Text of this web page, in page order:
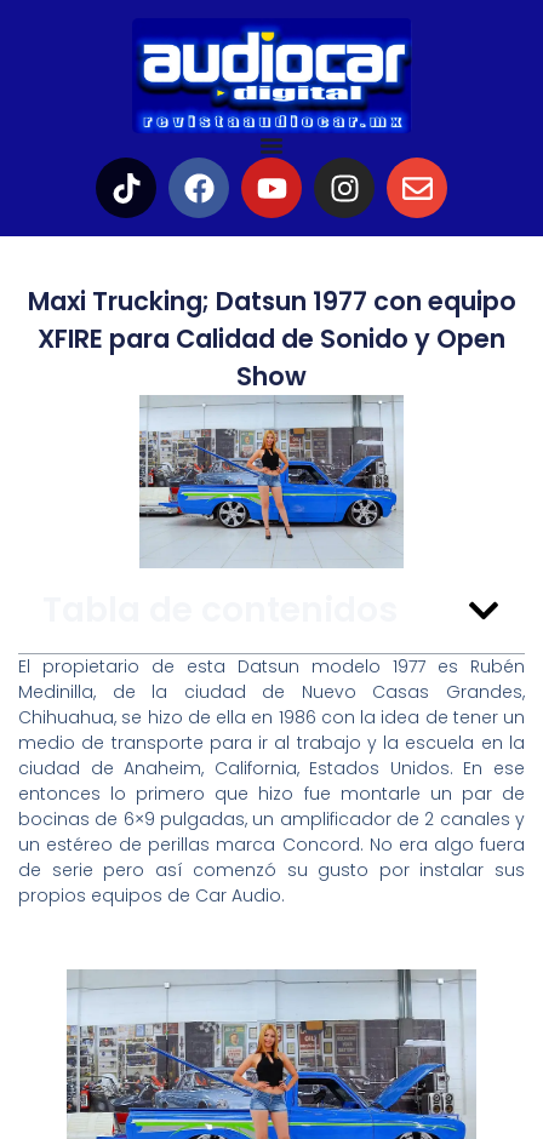
Maxi Trucking; Datsun 1977 con equipo
XFIRE para Calidad de Sonido y Open
Show
El propietario de esta Datsun modelo 1977 es Rubén
Medinilla, de la ciudad de Nuevo Casas Grandes,
Chihuahua, se hizo de ella en 1986 con la idea de tener un
medio de transporte para ir al trabajo y la escuela en la
ciudad de Anaheim, California, Estados Unidos. En ese
entonces lo primero que hizo fue montarle un par de
bocinas de 6×9 pulgadas, un amplificador de 2 canales y
un estéreo de perillas marca Concord. No era algo fuera
de serie pero así comenzó su gusto por instalar sus
propios equipos de Car Audio.